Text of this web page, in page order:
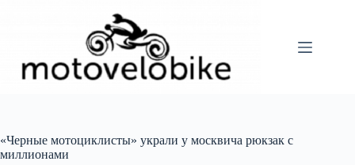
«Черные мотоциклисты» украли у москвича рюкзак с
миллионами